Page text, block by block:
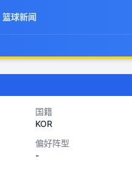
篮球新闻
国籍
KOR
偏好阵型
-